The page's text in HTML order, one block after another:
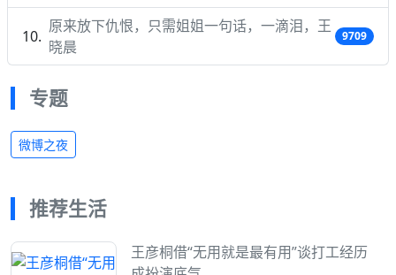
原来放下仇恨，只需姐姐一句话，一滴泪，王
晓晨
9709
专题
微博之夜
推荐生活
王彦桐借“无用就是最有用”谈打工经历